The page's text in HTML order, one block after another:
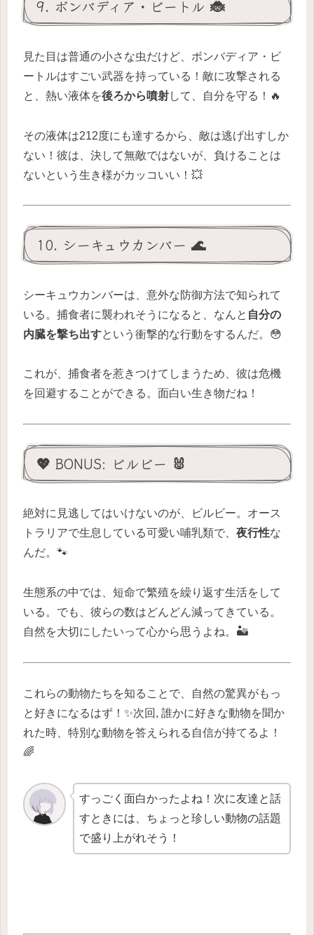
9. ボンバディア・ビートル 🐞
見た目は普通の小さな虫だけど、ボンバディア・ビ
ートルはすごい武器を持っている！敵に攻撃される
と、熱い液体を後ろから噴射して、自分を守る！🔥
その液体は212度にも達するから、敵は逃げ出すしか
ない！彼は、決して無敵ではないが、負けることは
ないという生き様がカッコいい！💥
10. シーキュウカンバー 🌊
シーキュウカンバーは、意外な防御方法で知られて
いる。捕食者に襲われそうになると、なんと 自分の
内臓を撃ち出すという衝撃的な行動をするんだ。😳
これが、捕食者を惹きつけてしまうため、彼は危機
を回避することができる。面白い生き物だね！
💖 BONUS: ビルビー 🐰
絶対に見逃してはいけないのが、ビルビー。オース
トラリアで生息している可愛い哺乳類で、 夜行性な
んだ。🐾
生態系の中では、短命で繁殖を繰り返す生活をして
いる。でも、彼らの数はどんどん減ってきている。
自然を大切にしたいって心から思うよね。🏜️
これらの動物たちを知ることで、自然の驚異がもっ
と好きになるはず！✨次回, 誰かに好きな動物を聞か
れた時、特別な動物を答えられる自信が持てるよ！
🌈
すっごく面白かったよね！次に友達と話
すときには、ちょっと珍しい動物の話題
で盛り上がれそう！